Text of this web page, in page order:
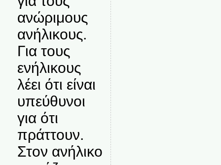
ανώριμους
ανήλικους.
Για τους
ενήλικους
λέει ότι είναι
υπεύθυνοι
για ότι
πράττουν.
Στον ανήλικο